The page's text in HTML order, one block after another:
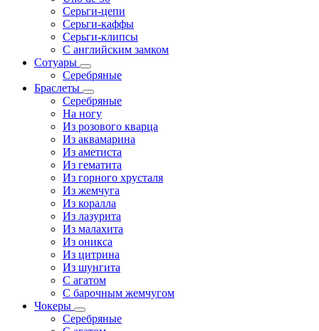
Серьги-цепи
Серьги-каффы
Серьги-клипсы
С английским замком
Сотуары
Серебряные
Браслеты
Серебряные
На ногу
Из розового кварца
Из аквамарина
Из аметиста
Из гематита
Из горного хрусталя
Из жемчуга
Из коралла
Из лазурита
Из малахита
Из оникса
Из цитрина
Из шунгита
С агатом
С барочным жемчугом
Чокеры
Серебряные